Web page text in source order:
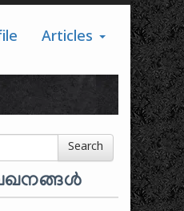
Articles
Search